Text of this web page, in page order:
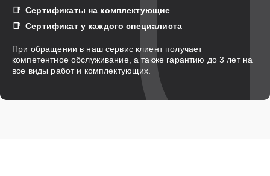
Сертификаты на комплектующие
Сертификат у каждого специалиста
При обращении в наш сервис клиент получает
компетентное обслуживание, а также гарантию до 3 лет на
все виды работ и комплектующих.